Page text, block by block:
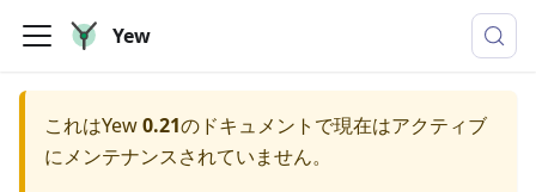
Yew
これはYew0.21のドキュメントで現在はアクティブ
にメンテナンスされていません。